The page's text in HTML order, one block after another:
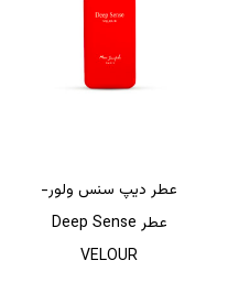
عطر دیپ سنس ولور-
عطر Deep Sense
VELOUR